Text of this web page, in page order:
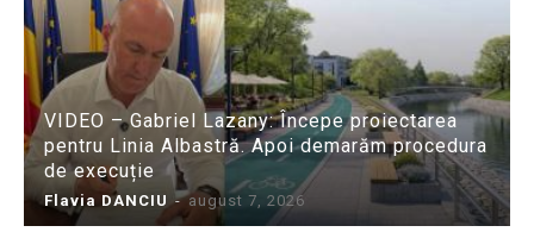
VIDEO – Gabriel Lazany: Începe proiectarea
pentru Linia Albastră. Apoi demarăm procedura
de execuție
Flavia DANCIU - august 7, 2026